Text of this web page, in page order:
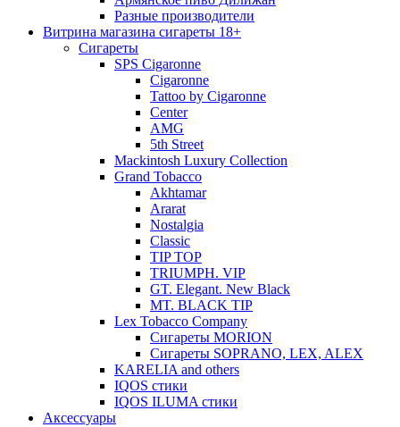
Разные производители
Витрина магазина сигареты 18+
Cигареты
SPS Cigaronne
Сigaronne
Tattoo by Cigaronne
Center
AMG
5th Street
Mackintosh Luxury Collection
Grand Tobacco
Akhtamar
Ararat
Nostalgia
Classic
TIP TOP
TRIUMPH. VIP
GT. Elegant. New Black
MT. BLACK TIP
Lex Tobacco Company
Сигареты MORION
Сигареты SOPRANO, LEX, ALEX
KARELIA and others
IQOS стики
IQOS ILUMA стики
Аксессуары